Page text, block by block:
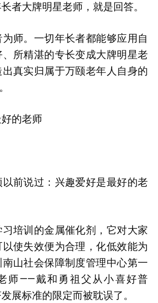
者大牌明星老师，就是回答。
师。一切年长者都能够应用自
所精湛的专长变成大牌明星老
真实归属于万颐老年人自身的
的老师
前说过：兴趣爱好是最好的老
培训的金属催化剂，它对大家
使失效便为合理，化低效能为
山社会保障制度管理中心第一
师——戴和勇祖父从小喜好普
展标准的限定而被耽误了。